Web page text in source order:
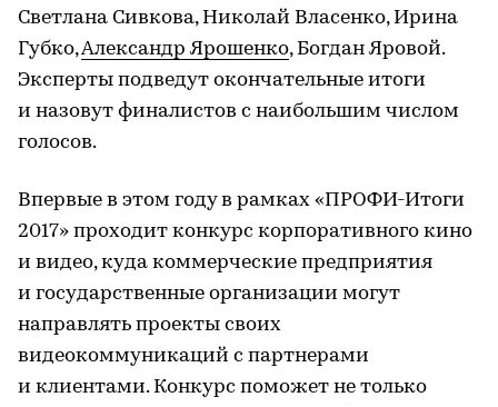
Светлана Сивкова, Николай Власенко, Ирина
Губко,Александр Ярошенко, Богдан Яровой.
Эксперты подведут окончательные итоги
и назовут финалистов с наибольшим числом
голосов.
Впервые в этом году в рамках «ПРОФИ-Итоги
2017» проходит конкурс корпоративного кино
и видео, куда коммерческие предприятия
и государственные организации могут
направлять проекты своих
видеокоммуникаций с партнерами
и клиентами. Конкурс поможет не только